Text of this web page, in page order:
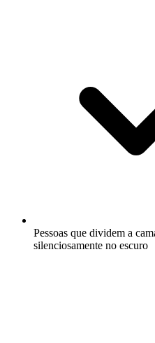
Pessoas que dividem a
silenciosamente no escuro